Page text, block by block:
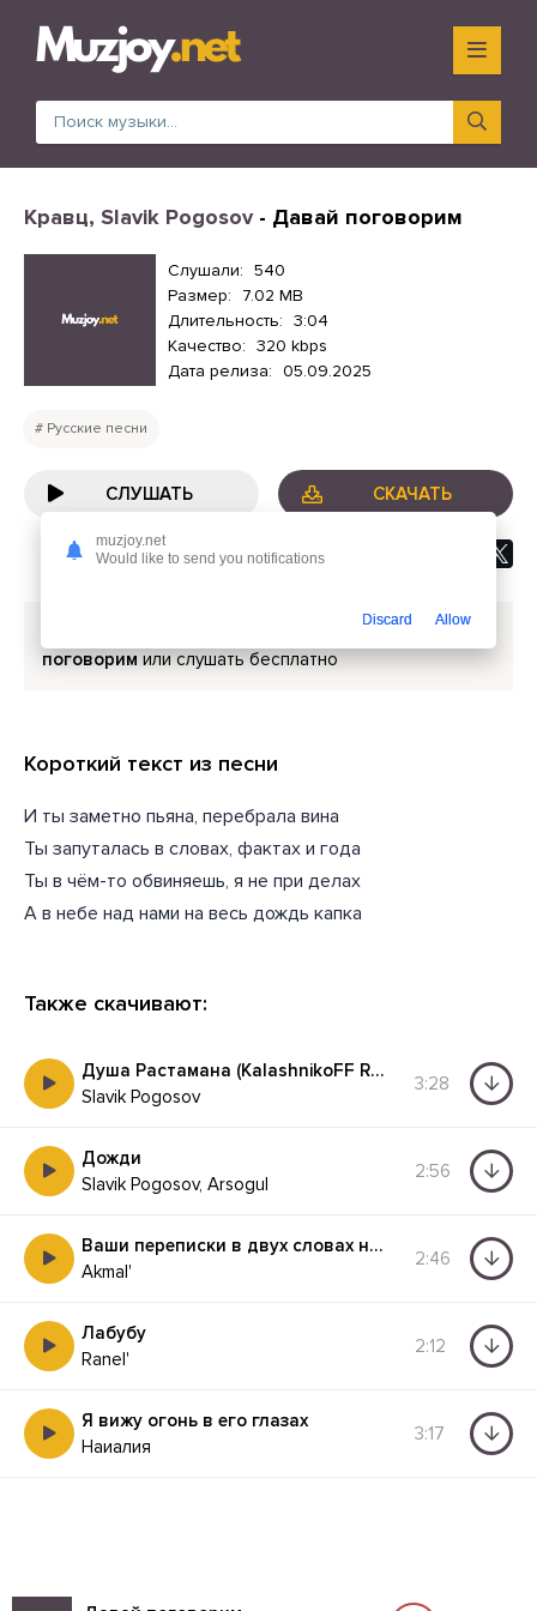
Кравц, Slavik Pogosov- Давай поговорим
Слушали: 540
Размер:
7.02 MB
Длительность: 3:04
Качество: 320 kbps
Дата релиза: 05.09.2025
Русские песни
СЛУШАТЬ СКАЧАТЬ
поговоримили слушать бесплатно
Короткий текст из песни
И ты заметно пьяна, перебрала вина
Ты запуталась в словах, фактах и года
Ты в чём-то обвиняешь, я не при делах
А в небе над нами на весь дождь капка
Также скачивают:
Душа Растамана (KalashnikoFF Remix 2025)
Slavik Pogosov
3:28
Дожди
Slavik Pogosov, Arsogul
2:56
Ваши переписки в двух словах не больше
Akmal'
2:46
Лабубу
Ranel'
2:12
Я вижу огонь в его глазах
Наиалия
3:17
muzjoy.net
Would like to send you notifications
Discard Allow